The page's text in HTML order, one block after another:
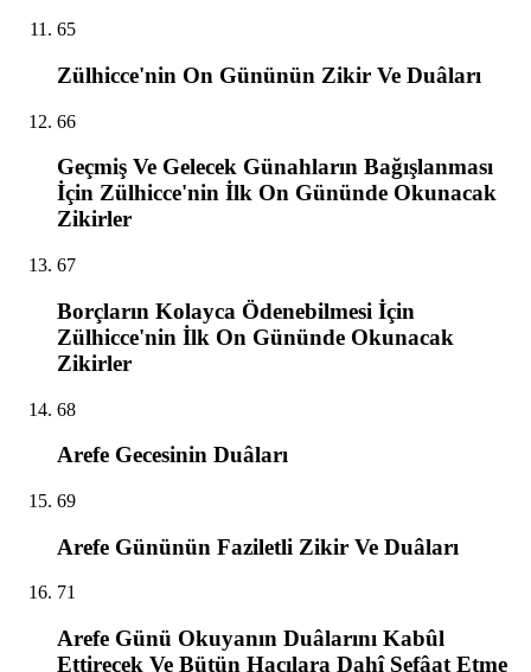
65
Zülhicce'nin On Gününün Zikir Ve Duâları
66
Geçmiş Ve Gelecek Günahların Bağışlanması
İçin Zülhicce'nin İlk On Gününde Okunacak
Zikirler
67
Borçların Kolayca Ödenebilmesi İçin
Zülhicce'nin İlk On Gününde Okunacak
Zikirler
68
Arefe Gecesinin Duâları
69
Arefe Gününün Faziletli Zikir Ve Duâları
71
Arefe Günü Okuyanın Duâlarını Kabûl
Ettirecek Ve Bütün Hacılara Dahî Şefâat Etme